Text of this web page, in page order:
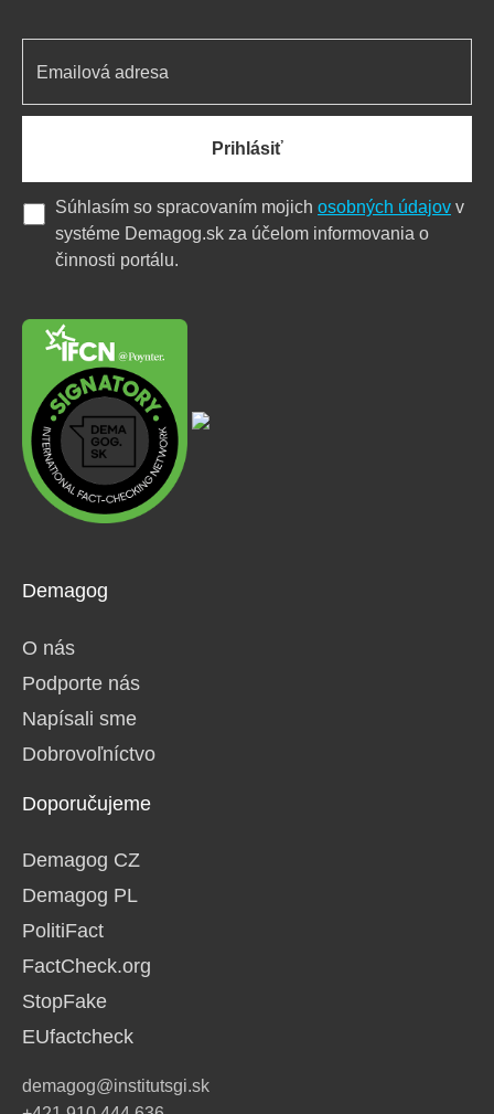
Demagog
O nás
Podporte nás
Napísali sme
Dobrovoľníctvo
Doporučujeme
Demagog CZ
Demagog PL
PolitiFact
FactCheck.org
StopFake
EUfactcheck
demagog@institutsgi.sk
Prihlásiť
Súhlasím so spracovaním mojich osobných údajov v
systéme Demagog.sk za účelom informovania o
činnosti portálu.